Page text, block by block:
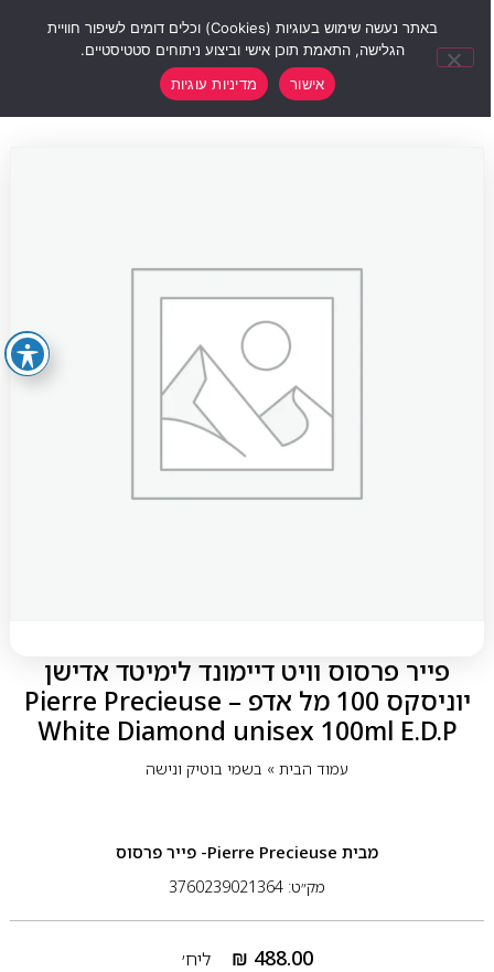
פייר פרסוס וויט דיימונד לימיטד אדישן
יוניסקס 100 מל אדפ – Pierre Precieuse
White Diamond unisex 100ml E.D.P
עמוד הבית» בשמי בוטיק ונישה
מבית Pierre Precieuse- פייר פרסוס
מק״ט: 3760239021364
₪ 488.00
ליח׳
באתר נעשה שימוש בעוגיות (Cookies) וכלים דומים לשיפור חוויית
הגלישה, התאמת תוכן אישי וביצוע ניתוחים סטטיסטיים.
אישור
מדיניות עוגיות